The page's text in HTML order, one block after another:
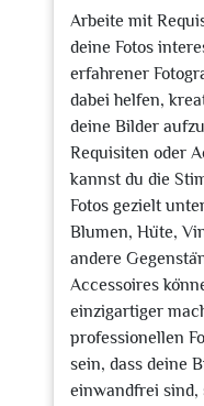
Arbeite mit
deine Fotos
erfahrener
dabei helfen,
deine Bilder
Requisiten oder
kannst du die
Fotos gezielt
Blumen, Hüte,
andere
Accessoires
einzigartiger
professionellen
sein, dass deine
einwandfrei sind,